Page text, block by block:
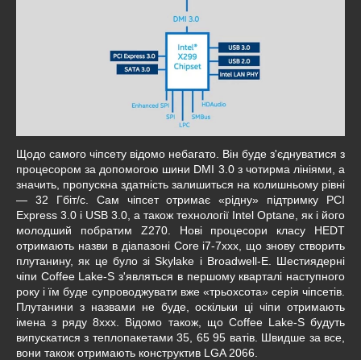
Щодо самого чіпсету відомо небагато. Він буде з'єднуватися з
процесором за допомогою шини DMI 3.0 з чотирма лініями, а
значить, пропускна здатність залишиться на колишньому рівні
— 32 Гбіт/с. Сам чіпсет отримає «рідну» підтримку PCI
Express 3.0 і USB 3.0, а також технології Intel Optane, як і його
молодший побратим Z270. Нові процесори класу HEDT
отримають назви в діапазоні Core i7-7xxx, що знову створить
плутанину, як це було зі Skylake і Broadwell-E. Шестиядерні
чіпи Coffee Lake-S з'являться в першому кварталі наступного
року і їм буде супроводжувати вже «трьохсота» серія чіпсетів.
Плутанини з назвами не буде, оскільки ці чіпи отримають
імена з ряду 8xxx. Відомо також, що Coffee Lake-S будуть
випускатися з теплопакетами 35, 65 95 ватів. Швидше за все,
вони також отримають конструктив LGA 2066.